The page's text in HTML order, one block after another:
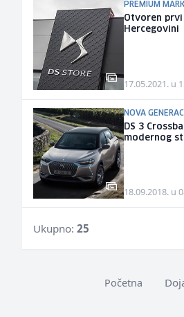
PREMIUM
Otvoren prvi
Hercegovini
17.05.2021. u
NOVA
DS 3
modernog
18.09.2018. u
Ukupno: 25
Početna